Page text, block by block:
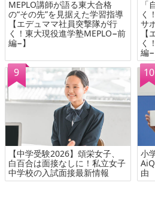
MEPLO講師が語る東大合格
の“その先”を見据えた学習指導
【エデュママ社員突撃隊が行
く！東大現役進学塾MEPLO−前
編−】
く
サ
く
編−
【中学受験2026】頌栄女子、
白百合は面接なしに！私立女子
中学校の入試面接最新情報
小
由